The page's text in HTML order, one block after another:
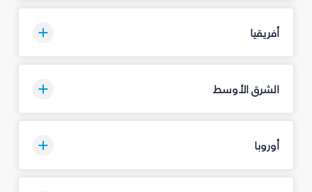
أفريقيا
الشرق الأوسط
أوروبا